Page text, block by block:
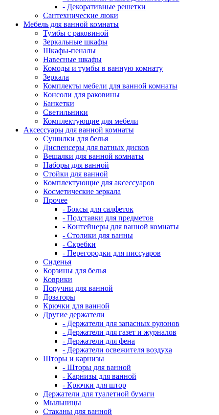
- Декоративные решетки
Сантехнические люки
Мебель для ванной комнаты
Тумбы с раковиной
Зеркальные шкафы
Шкафы-пеналы
Навесные шкафы
Комоды и тумбы в ванную комнату
Зеркала
Комплекты мебели для ванной комнаты
Консоли для раковины
Банкетки
Светильники
Комплектующие для мебели
Аксессуары для ванной комнаты
Сушилки для белья
Диспенсеры для ватных дисков
Вешалки для ванной комнаты
Наборы для ванной
Стойки для ванной
Комплектующие для аксессуаров
Косметические зеркала
Прочее
- Боксы для салфеток
- Подставки для предметов
- Контейнеры для ванной комнаты
- Столики для ванны
- Скребки
- Перегородки для писсуаров
Сиденья
Корзины для белья
Коврики
Поручни для ванной
Дозаторы
Крючки для ванной
Другие держатели
- Держатели для запасных рулонов
- Держатели для газет и журналов
- Держатели для фена
- Держатели освежителя воздуха
Шторы и карнизы
- Шторы для ванной
- Карнизы для ванной
- Крючки для штор
Держатели для туалетной бумаги
Мыльницы
Стаканы для ванной